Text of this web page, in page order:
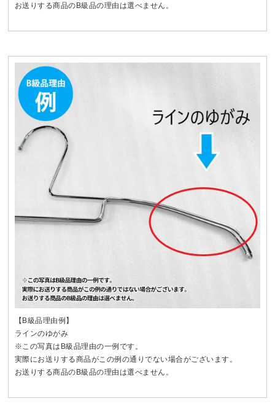
お送りする商品のB級品の理由は選べません。
【B級品理由例】
ラインのゆがみ
※この写真はB級品理由の一例です。
実際にお送りする商品がこの例の通りでない場合がございます。
お送りする商品のB級品の理由は選べません。